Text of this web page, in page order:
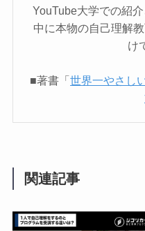
YouTube大学での紹
中に本物の自己理解
け
■著書「世界一やさし
関連記事